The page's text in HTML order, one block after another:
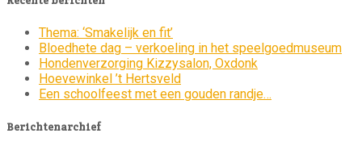
Thema: ‘Smakelijk en fit’
Bloedhete dag – verkoeling in het speelgoedmuseum
Hondenverzorging Kizzysalon, Oxdonk
Hoevewinkel ’t Hertsveld
Een schoolfeest met een gouden randje…
Berichtenarchief